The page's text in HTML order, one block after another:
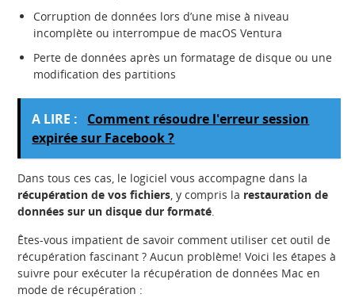
Corruption de données lors d’une mise à niveau
incomplète ou interrompue de macOS Ventura
Perte de données après un formatage de disque ou une
modification des partitions
A LIRE :
Comment résoudre l'erreur session
expirée sur Facebook ?
Dans tous ces cas, le logiciel vous accompagne dans la
récupération de vos fichiers , y compris la restauration de
données sur un disque dur formaté
Êtes-vous impatient de savoir comment utiliser cet outil de
récupération fascinant ? Aucun problème! Voici les étapes à
suivre pour exécuter la récupération de données Mac en
mode de récupération :